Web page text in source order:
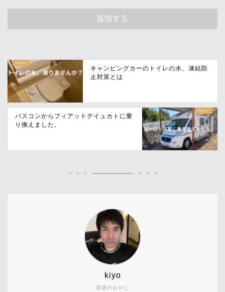
キャンピングカーのトイレの水、凍結防
止対策とは
バスコンからフィアットデイュカトに乗
り換えました。
普通のおやじ
kiyo